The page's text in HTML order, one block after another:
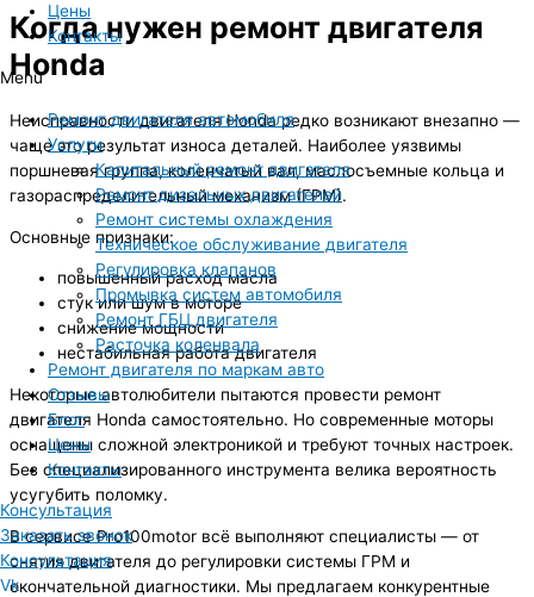
Цены
Контакты
Menu
Ремонт двигателя автомобиля
Услуги
Капитальный ремонт двигателя
Ремонт дизельных двигателей
Ремонт системы охлаждения
Техническое обслуживание двигателя
Регулировка клапанов
Промывка систем автомобиля
Ремонт ГБЦ двигателя
Расточка коленвала
Ремонт двигателя по маркам авто
Отзывы
Блог
Цены
Контакты
Консультация
Заказать звонок
Консультация
Vk
Когда нужен ремонт двигателя
Honda
Неисправности двигателя Honda редко возникают внезапно —
чаще это результат износа деталей. Наиболее уязвимы
поршневая группа, коленчатый вал, маслосъемные кольца и
газораспределительный механизм (ГРМ).
Основные признаки:
повышенный расход масла
стук или шум в моторе
снижение мощности
нестабильная работа двигателя
Некоторые автолюбители пытаются провести ремонт
двигателя Honda самостоятельно. Но современные моторы
оснащены сложной электроникой и требуют точных настроек.
Без специализированного инструмента велика вероятность
усугубить поломку.
В сервисе Pro100motor всё выполняют специалисты — от
снятия двигателя до регулировки системы ГРМ и
окончательной диагностики. Мы предлагаем конкурентные